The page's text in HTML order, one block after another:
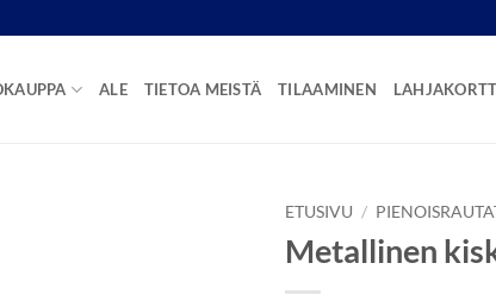
ALE TIETOA MEISTÄ TILAAMINEN
ETUSIVU /
Metallinen